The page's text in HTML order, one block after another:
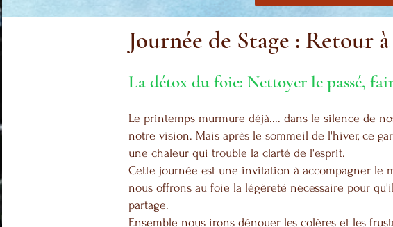
Journée de Stage : Retour
La détox du foie: Nettoyer le passé,
Le printemps murmure déjà.... dans le silence de
notre vision. Mais après le sommeil de l'hiver, ce
une chaleur qui trouble la clarté de l'esprit.
Cette journée est une invitation à accompagner le
nous offrons au foie la légèreté nécessaire pour
partage.
Ensemble nous irons dénouer les colères et les